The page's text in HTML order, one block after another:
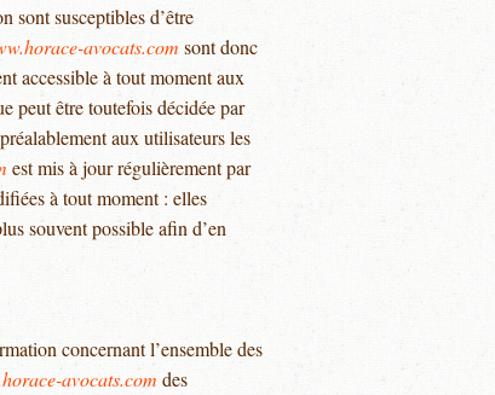
sont susceptibles d’être
avocats.com sont donc
accessible à tout moment aux
peut être toutefois décidée par
aux utilisateurs les
est mis à jour régulièrement par
à tout moment : elles
souvent possible afin d’en
concernant l’ensemble des
avocats.com des